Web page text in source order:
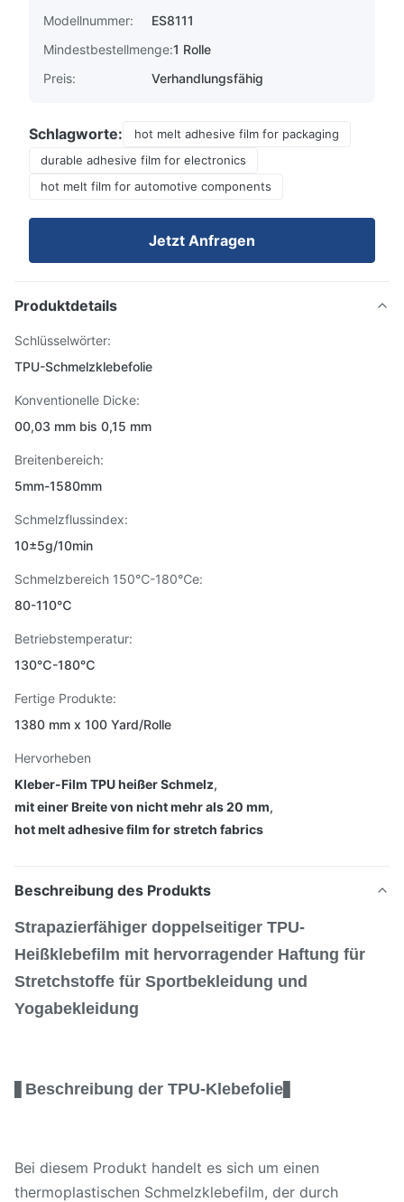
Modellnummer:
ES8111
Mindestbestellmenge:1 Rolle
Preis:
Verhandlungsfähig
Schlagworte:
hot melt adhesive film for packaging
durable adhesive film for electronics
hot melt film for automotive components
Jetzt Anfragen
Produktdetails
Schlüsselwörter:
TPU-Schmelzklebefolie
Konventionelle Dicke:
00,03 mm bis 0,15 mm
Breitenbereich:
5mm-1580mm
Schmelzflussindex:
10±5g/10min
Schmelzbereich 150℃-180℃e:
80-110℃
Betriebstemperatur:
130℃-180℃
Fertige Produkte:
1380 mm x 100 Yard/Rolle
Hervorheben
Kleber-Film TPU heißer Schmelz,
mit einer Breite von nicht mehr als 20 mm,
hot melt adhesive film for stretch fabrics
Beschreibung des Produkts
Strapazierfähiger doppelseitiger TPU-
Heißklebefilm mit hervorragender Haftung für
Stretchstoffe für Sportbekleidung und
Yogabekleidung
Beschreibung der TPU-Klebefolie
Bei diesem Produkt handelt es sich um einen
thermoplastischen Schmelzklebefilm, der durch